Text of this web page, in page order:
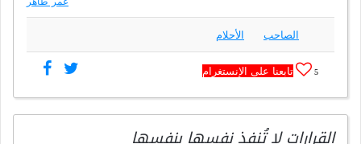
الصاحب الأحلام
5 تابعنا على الإنستغرام
القرارات لا تُنفذ نفسها بنفسها